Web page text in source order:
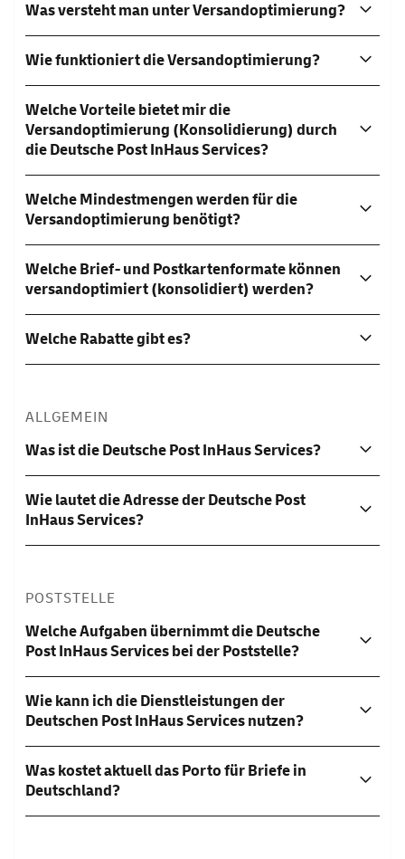
Was versteht man unter Versandoptimierung?
Wie funktioniert die Versandoptimierung?
Welche Vorteile bietet mir die
Versandoptimierung (Konsolidierung) durch
die Deutsche Post InHaus Services?
Welche Mindestmengen werden für die
Versandoptimierung benötigt?
Welche Brief- und Postkartenformate können
versandoptimiert (konsolidiert) werden?
Welche Rabatte gibt es?
ALLGEMEIN
Was ist die Deutsche Post InHaus Services?
Wie lautet die Adresse der Deutsche Post
InHaus Services?
POSTSTELLE
Welche Aufgaben übernimmt die Deutsche
Post InHaus Services bei der Poststelle?
Wie kann ich die Dienstleistungen der
Deutschen Post InHaus Services nutzen?
Was kostet aktuell das Porto für Briefe in
Deutschland?